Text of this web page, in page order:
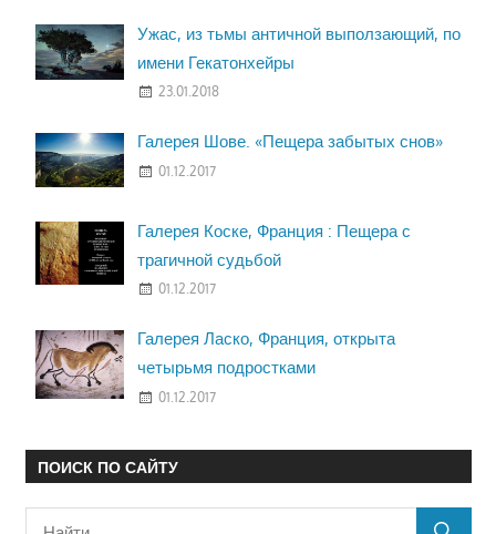
Ужас, из тьмы античной выползающий, по
имени Гекатонхейры
23.01.2018
Галерея Шове. «Пещера забытых снов»
01.12.2017
Галерея Коске, Франция : Пещера с
трагичной судьбой
01.12.2017
Галерея Ласко, Франция, открыта
четырьмя подростками
01.12.2017
ПОИСК ПО САЙТУ